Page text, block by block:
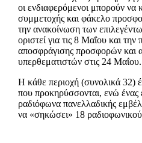
οι ενδιαφερόμενοι μπορούν να
συμμετοχής και φάκελο
την ανακοίνωση των
οριστεί για τις 8 Μαΐου και
αποσφράγισης προσφορών και
υπερθεματιστών στις 24 Μαΐου.
Η κάθε περιοχή (συνολικά 32)
που προκηρύσσονται, ενώ ένας
ραδιόφωνα πανελλαδικής
να «σηκώσει» 18